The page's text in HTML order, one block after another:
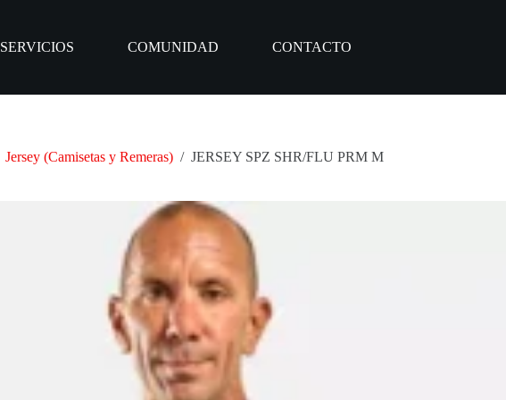
SERVICIOS COMUNIDAD CONTACTO
Jersey (Camisetas y Remeras) / JERSEY SPZ SHR/FLU PRM M